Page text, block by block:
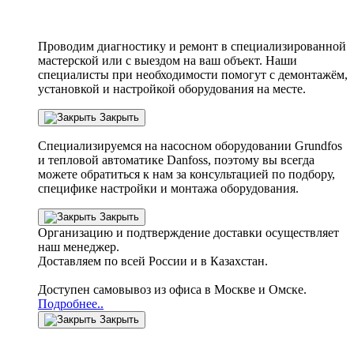
Проводим диагностику и ремонт в специализированной
мастерской или с выездом на ваш объект. Наши
специалисты при необходимости помогут с демонтажём,
установкой и настройкой оборудования на месте.
Закрыть
Специализируемся на насосном оборудовании Grundfos
и тепловой автоматике Danfoss, поэтому вы всегда
можете обратиться к нам за консультацией по подбору,
специфике настройки и монтажа оборудования.
Закрыть
Организацию и подтверждение доставки осуществляет
наш менеджер.
Доставляем по всей России и в Казахстан.
Доступен самовывоз из офиса в Москве и Омске.
Подробнее..
Закрыть